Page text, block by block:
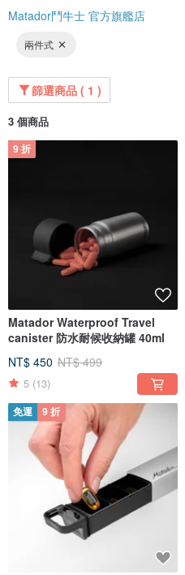
Matador鬥牛士 官方旗艦店
兩件式
篩選商品 ( 1 )
3 個商品
9 折
Matador Waterproof Travel
canister 防水耐候收納罐 40ml
NT$ 450 NT$ 499
5 (13)
免運 9 折